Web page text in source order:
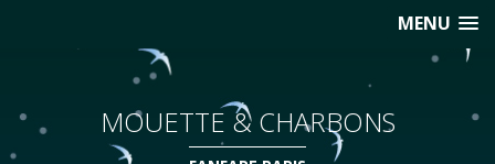
MENU
MOUETTE & CHARBONS